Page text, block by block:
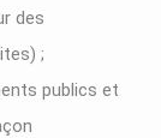
des
;
publics et